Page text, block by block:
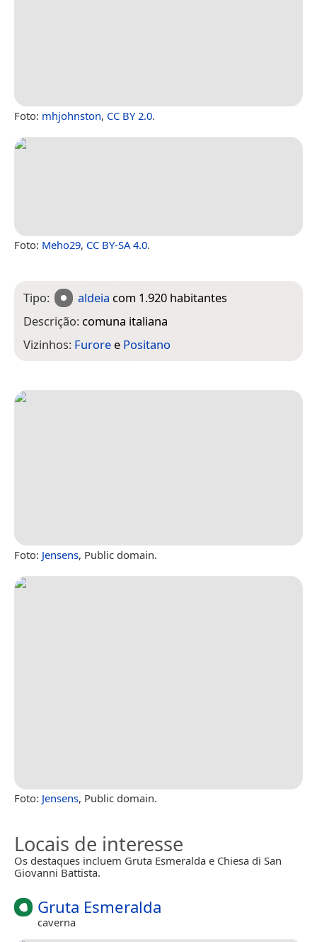
Foto: mhjohnston, CC BY 2.0.
Foto: Meho29, CC BY-SA 4.0.
Tipo: aldeia com 1.920 habitantes
Descrição: comuna italiana
Vizinhos: Furore e Positano
Foto: Jensens, Public domain.
Foto: Jensens, Public domain.
Locais de interesse
Os destaques incluem Gruta Esmeralda e Chiesa di San
Giovanni Battista.
Gruta Esmeralda
caverna